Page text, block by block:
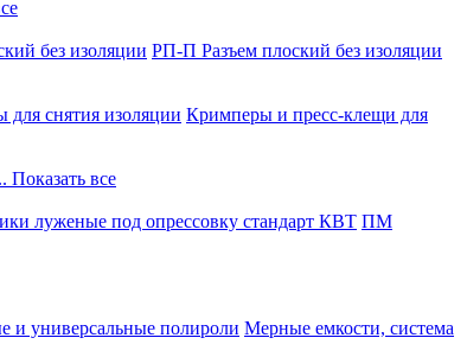
без изоляции РП-П Разъем плоский без изоляции
снятия изоляции Кримперы и пресс-клещи для
Показать все
луженые под опрессовку стандарт КВТ ПМ
и универсальные полироли Мерные емкости, система